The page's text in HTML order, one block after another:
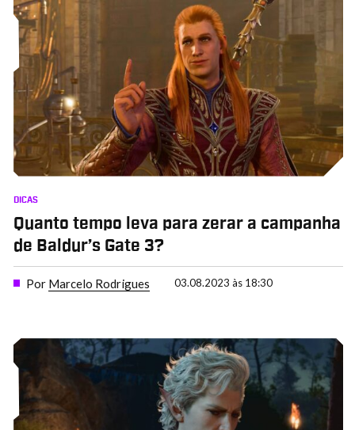
DICAS
Quanto tempo leva para zerar a campanha
de Baldur’s Gate 3?
Por Marcelo Rodrigues 03.08.2023 às 18:30